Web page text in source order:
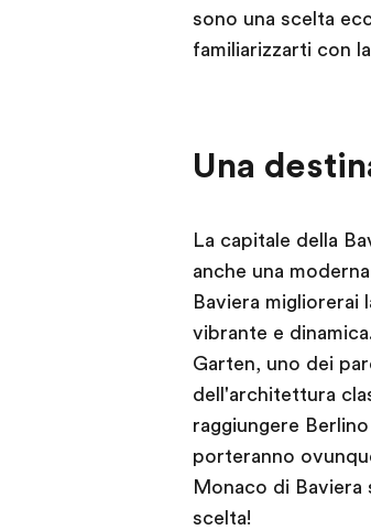
sono una scelta
familiarizzarti con
Una
La capitale della
anche una
Baviera migliorerai
vibrante e
Garten, uno dei
dell'architettura
raggiungere
porteranno
Monaco di Baviera
scelta!